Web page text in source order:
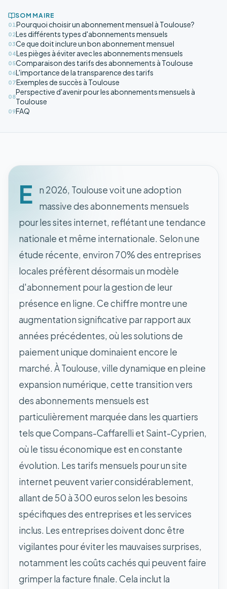
SOMMAIRE
01 Pourquoi choisir un abonnement mensuel à Toulouse?
02Les différents types d'abonnements mensuels
03Ce que doit inclure un bon abonnement mensuel
04Les pièges à éviter avec les abonnements mensuels
05Comparaison des tarifs des abonnements à Toulouse
06L'importance de la transparence des tarifs
07Exemples de succès à Toulouse
08
Perspective d'avenir pour les abonnements mensuels à
Toulouse
09FAQ
E
n 2026, Toulouse voit une adoption
massive des abonnements mensuels
pour les sites internet, reflétant une tendance
nationale et même internationale. Selon une
étude récente, environ 70% des entreprises
locales préfèrent désormais un modèle
d'abonnement pour la gestion de leur
présence en ligne. Ce chiffre montre une
augmentation significative par rapport aux
années précédentes, où les solutions de
paiement unique dominaient encore le
marché. À Toulouse, ville dynamique en pleine
expansion numérique, cette transition vers
des abonnements mensuels est
particulièrement marquée dans les quartiers
tels que Compans-Caffarelli et Saint-Cyprien,
où le tissu économique est en constante
évolution. Les tarifs mensuels pour un site
internet peuvent varier considérablement,
allant de 50 à 300 euros selon les besoins
spécifiques des entreprises et les services
inclus. Les entreprises doivent donc être
vigilantes pour éviter les mauvaises surprises,
notamment les coûts cachés qui peuvent faire
grimper la facture finale. Cela inclut la